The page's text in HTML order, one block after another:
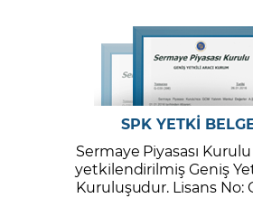
SPK YETKİ
Sermaye Piyasası
yetkilendirilmiş Geniş
Kuruluşudur. Lisans No: